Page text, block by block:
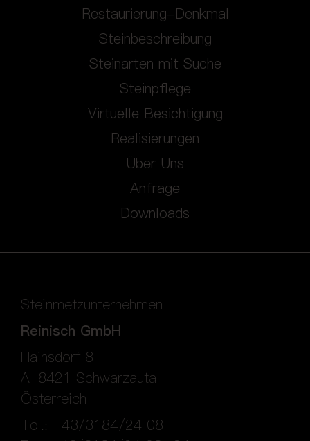
Restaurierung-Denkmal
Steinbeschreibung
Steinarten mit Suche
Steinpflege
Virtuelle Besichtigung
Realisierungen
Über Uns
Anfrage
Downloads
Steinmetzunternehmen
Reinisch GmbH
Hainsdorf 8
A-8421 Schwarzautal
Österreich
Tel.: +43/3184/24 08